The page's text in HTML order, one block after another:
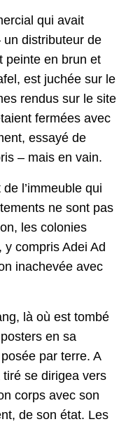
qui avait
distributeur de
peinte en brun et
est juchée sur le
rendus sur le site
fermées avec
essayé de
– mais en vain.
l’immeuble qui
ne sont pas
les colonies
compris Adei Ad
inachevée avec
là où est tombé
en sa
par terre. A
tiré se dirigea vers
corps avec son
de son état. Les